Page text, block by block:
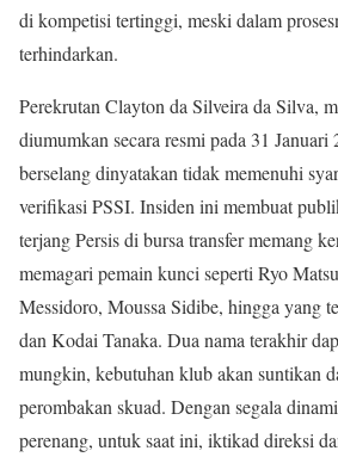
di kompetisi tertinggi, meski dalam
terhindarkan.
Perekrutan Clayton da Silveira da Silva,
diumumkan secara resmi pada 31 Januari
berselang dinyatakan tidak memenuhi
verifikasi PSSI. Insiden ini membuat
terjang Persis di bursa transfer memang
memagari pemain kunci seperti Ryo
Messidoro, Moussa Sidibe, hingga yang
dan Kodai Tanaka. Dua nama terakhir
mungkin, kebutuhan klub akan suntikan
perombakan skuad. Dengan segala
perenang, untuk saat ini, iktikad direksi